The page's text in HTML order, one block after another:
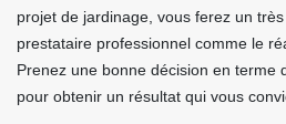
projet de jardinage, vous ferez un
prestataire professionnel comme le
Prenez une bonne décision en terme
pour obtenir un résultat qui vous